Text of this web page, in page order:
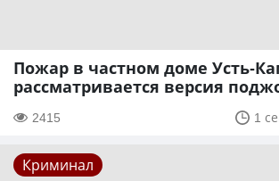
Пожар в частном доме Усть-
рассматривается версия
2415 1
Криминал